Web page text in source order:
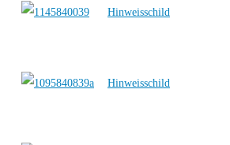
Hinweisschild
Hinweisschild